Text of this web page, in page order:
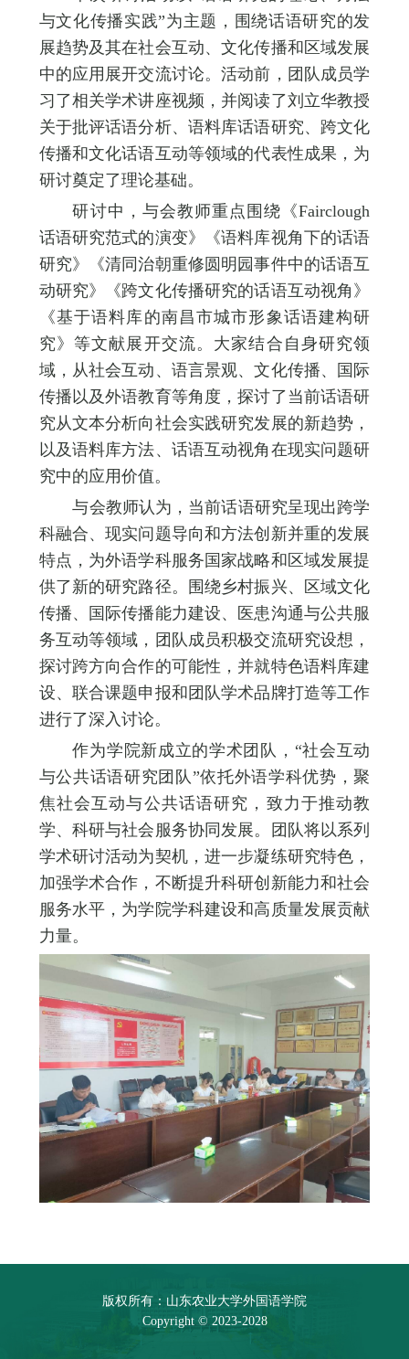
与文化传播实践”为主题，围绕话语研究的发
展趋势及其在社会互动、文化传播和区域发展
中的应用展开交流讨论。活动前，团队成员学
习了相关学术讲座视频，并阅读了刘立华教授
关于批评话语分析、语料库话语研究、跨文化
传播和文化话语互动等领域的代表性成果，为
研讨奠定了理论基础。
研讨中，与会教师重点围绕《Fairclough
话语研究范式的演变》《语料库视角下的话语
研究》《清同治朝重修圆明园事件中的话语互
动研究》《跨文化传播研究的话语互动视角》
《基于语料库的南昌市城市形象话语建构研
究》等文献展开交流。大家结合自身研究领
域，从社会互动、语言景观、文化传播、国际
传播以及外语教育等角度，探讨了当前话语研
究从文本分析向社会实践研究发展的新趋势，
以及语料库方法、话语互动视角在现实问题研
究中的应用价值。
与会教师认为，当前话语研究呈现出跨学
科融合、现实问题导向和方法创新并重的发展
特点，为外语学科服务国家战略和区域发展提
供了新的研究路径。围绕乡村振兴、区域文化
传播、国际传播能力建设、医患沟通与公共服
务互动等领域，团队成员积极交流研究设想，
探讨跨方向合作的可能性，并就特色语料库建
设、联合课题申报和团队学术品牌打造等工作
进行了深入讨论。
作为学院新成立的学术团队，“社会互动
与公共话语研究团队”依托外语学科优势，聚
焦社会互动与公共话语研究，致力于推动教
学、科研与社会服务协同发展。团队将以系列
学术研讨活动为契机，进一步凝练研究特色，
加强学术合作，不断提升科研创新能力和社会
服务水平，为学院学科建设和高质量发展贡献
力量。
版权所有：山东农业大学外国语学院
Copyright © 2023-2028